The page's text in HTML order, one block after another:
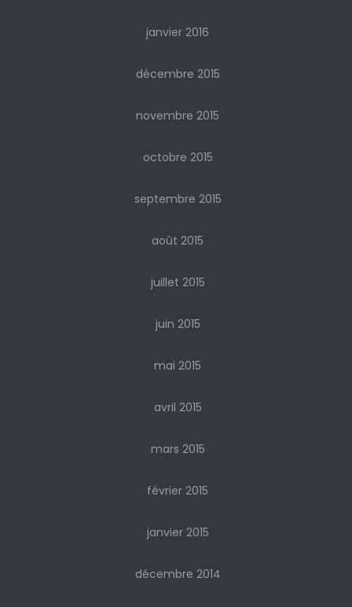
janvier 2016
décembre 2015
novembre 2015
octobre 2015
septembre 2015
août 2015
juillet 2015
juin 2015
mai 2015
avril 2015
mars 2015
février 2015
janvier 2015
décembre 2014